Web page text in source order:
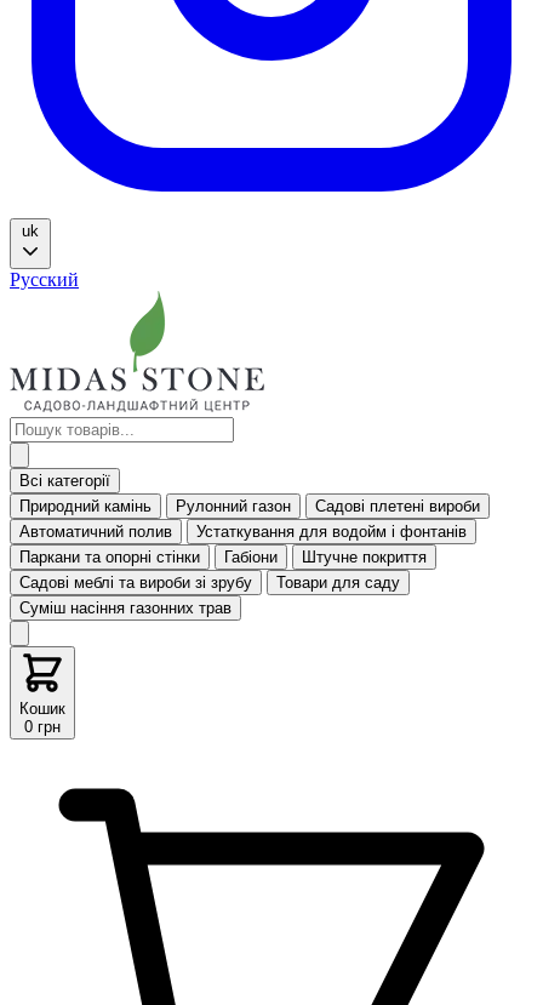
uk
Русский
Всі категорії
Природний камінь
Рулонний газон
Садові плетені вироби
Автоматичний полив
Устаткування для водойм і фонтанів
Паркани та опорні стінки
Габіони
Штучне покриття
Садові меблі та вироби зі зрубу
Товари для саду
Суміш насіння газонних трав
Кошик
0 грн